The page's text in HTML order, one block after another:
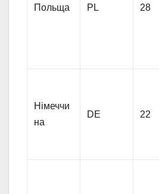
Польща PL 28
Німеччи
на
DE 22